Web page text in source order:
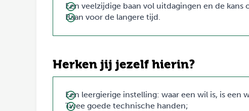
Een veelzijdige baan vol uitdagingen en de
Baan voor de langere tijd.
Herken jij jezelf hierin?
Een leergierige instelling: waar een wil is, is een
Twee goede technische handen;